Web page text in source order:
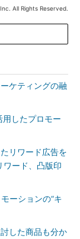
All Rights Reserved.
ケティングの融
用したプロモー
リワード広告を
ワード、凸版印
ーションの“キ
した商品も分か